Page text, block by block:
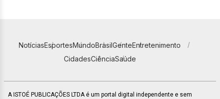
NotíciasEsportesMundoBrasilGenteEntretenimento
CidadesCiênciaSaúde
A ISTOÉ PUBLICAÇÕES LTDA é um portal digital independente e sem